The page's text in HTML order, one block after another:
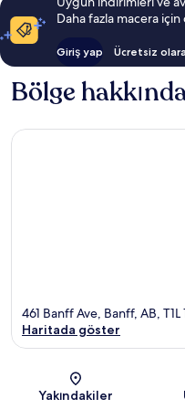
Daha fazla macera
Giriş yap Ücretsiz
Bölge
461 Banff Ave, Banff, AB, T1L
Haritada göster
Yakındakiler